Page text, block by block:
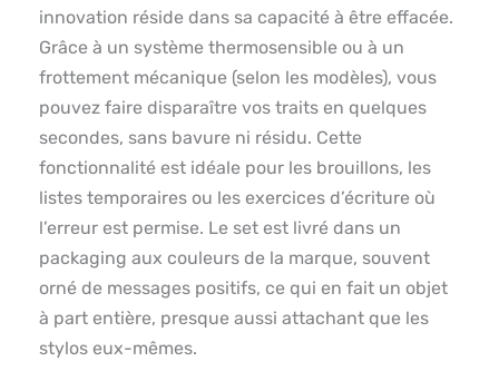
innovation réside dans sa capacité à être effacée.
Grâce à un système thermosensible ou à un
frottement mécanique (selon les modèles), vous
pouvez faire disparaître vos traits en quelques
secondes, sans bavure ni résidu. Cette
fonctionnalité est idéale pour les brouillons, les
listes temporaires ou les exercices d’écriture où
l’erreur est permise. Le set est livré dans un
packaging aux couleurs de la marque, souvent
orné de messages positifs, ce qui en fait un objet
à part entière, presque aussi attachant que les
stylos eux-mêmes.